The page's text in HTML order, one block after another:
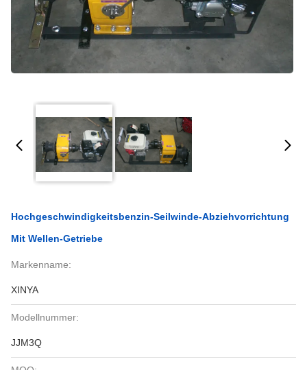
Hochgeschwindigkeitsbenzin-Seilwinde-Abziehvorrichtung
Mit Wellen-Getriebe
Markenname:
XINYA
Modellnummer:
JJM3Q